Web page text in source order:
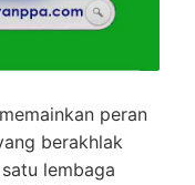
peran
berakhlak
lembaga